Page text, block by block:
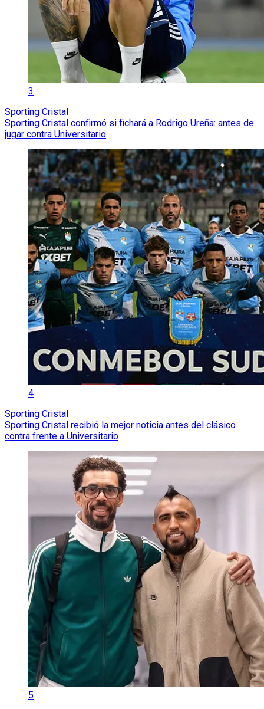
3
Sporting Cristal
Sporting Cristal confirmó si fichará a Rodrigo Ureña: antes de
jugar contra Universitario
4
Sporting Cristal
Sporting Cristal recibió la mejor noticia antes del clásico
contra frente a Universitario
5